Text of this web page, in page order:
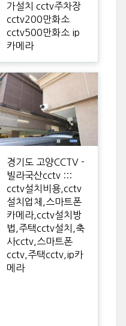
가설치 cctv주차장
cctv200만화소
cctv500만화소 ip
카메라
경기도 고양CCTV -
빌라국산cctv :::
cctv설치비용,cctv
설치업체,스마트폰
카메라,cctv설치방
법,주택cctv설치,축
사cctv,스마트폰
cctv,주택cctv,ip카
메라